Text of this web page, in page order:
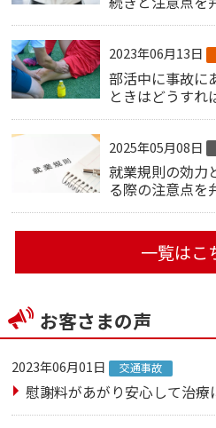
2023年06月13日
部活中に事故に
ときはどうすれ
2025年05月08日
就業規則の効力
る際の注意点を
一覧はこ
お客さまの声
2023年06月01日 交通事故
慰謝料があがり安心して治